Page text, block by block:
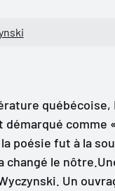
québécoise,
démarqué
poésie fut à la
changé le
Un